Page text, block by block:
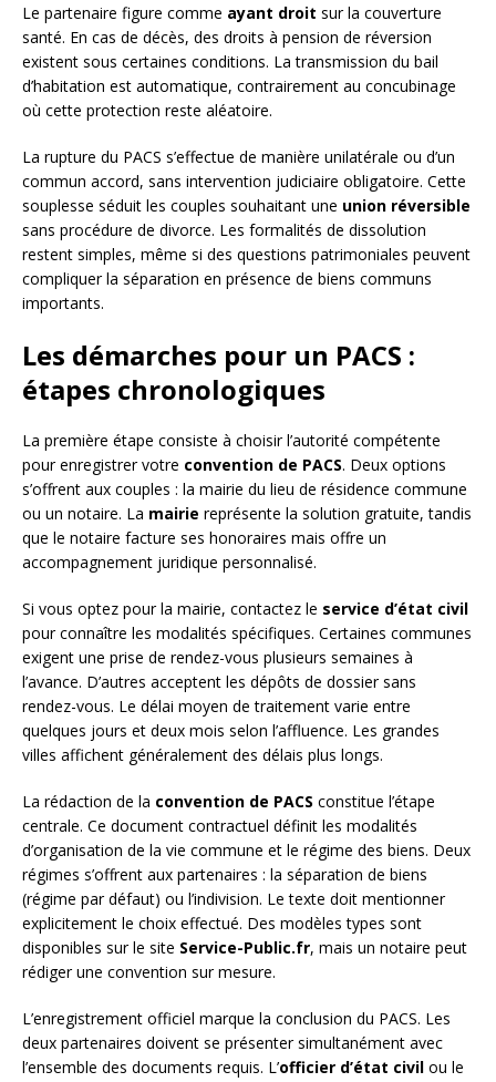
Le partenaire figure comme ayant droit sur la couverture
santé. En cas de décès, des droits à pension de réversion
existent sous certaines conditions. La transmission du bail
d’habitation est automatique, contrairement au concubinage
où cette protection reste aléatoire.
La rupture du PACS s’effectue de manière unilatérale ou d’un
commun accord, sans intervention judiciaire obligatoire. Cette
souplesse séduit les couples souhaitant une union réversible
sans procédure de divorce. Les formalités de dissolution
restent simples, même si des questions patrimoniales peuvent
compliquer la séparation en présence de biens communs
importants.
Les démarches pour un PACS :
étapes chronologiques
La première étape consiste à choisir l’autorité compétente
pour enregistrer votre convention de PACS. Deux options
s’offrent aux couples : la mairie du lieu de résidence commune
ou un notaire. La mairie représente la solution gratuite, tandis
que le notaire facture ses honoraires mais offre un
accompagnement juridique personnalisé.
Si vous optez pour la mairie, contactez le service d’état civil
pour connaître les modalités spécifiques. Certaines communes
exigent une prise de rendez-vous plusieurs semaines à
l’avance. D’autres acceptent les dépôts de dossier sans
rendez-vous. Le délai moyen de traitement varie entre
quelques jours et deux mois selon l’affluence. Les grandes
villes affichent généralement des délais plus longs.
La rédaction de la convention de PACS constitue l’étape
centrale. Ce document contractuel définit les modalités
d’organisation de la vie commune et le régime des biens. Deux
régimes s’offrent aux partenaires : la séparation de biens
(régime par défaut) ou l’indivision. Le texte doit mentionner
explicitement le choix effectué. Des modèles types sont
disponibles sur le site Service-Public.fr, mais un notaire peut
rédiger une convention sur mesure.
L’enregistrement officiel marque la conclusion du PACS. Les
deux partenaires doivent se présenter simultanément avec
l’ensemble des documents requis. L’officier d’état civil ou le